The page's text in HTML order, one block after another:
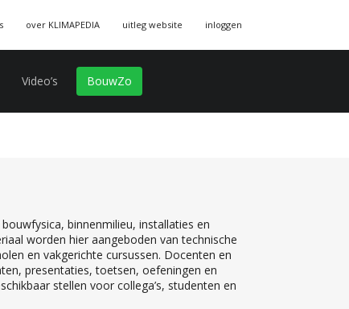
over KLIMAPEDIA uitleg website inloggen
Video’s BouwZo
binnenmilieu, installaties en
worden hier aangeboden van technische
en vakgerichte cursussen. Docenten en
presentaties, toetsen, oefeningen en
stellen voor collega’s, studenten en